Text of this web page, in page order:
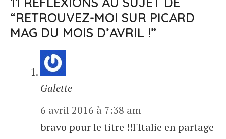
“RETROUVEZ-MOI SUR PICARD
MAG DU MOIS D’AVRIL !”
Galette
6 avril 2016 à 7:38 am
bravo pour le titre !!l'Italie en partage